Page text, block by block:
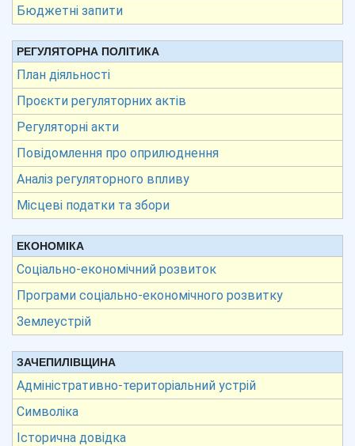
Бюджетні запити
РЕГУЛЯТОРНА ПОЛІТИКА
План діяльності
Проєкти регуляторних актів
Регуляторні акти
Повідомлення про оприлюднення
Аналіз регуляторного впливу
Місцеві податки та збори
ЕКОНОМІКА
Соціально-економічний розвиток
Програми соціально-економічного розвитку
Землеустрій
ЗАЧЕПИЛІВЩИНА
Адміністративно-територіальний устрій
Символіка
Історична довідка